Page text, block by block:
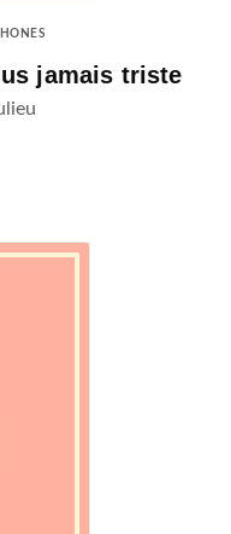
jamais triste